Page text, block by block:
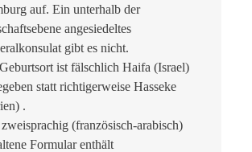
auf. Ein unterhalb der
angesiedeltes
gibt es nicht.
ist fälschlich Haifa (Israel)
statt richtigerweise Hasseke
.
(französisch-arabisch)
Formular enthält